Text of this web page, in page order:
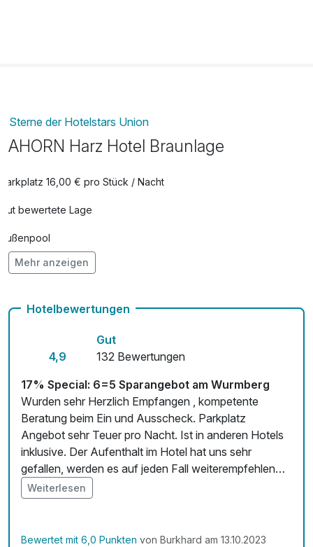
Sterne der Hotelstars Union
AHORN Harz Hotel Braunlage
Parkplatz 16,00 € pro Stück / Nacht
Gut bewertete Lage
Außenpool
Hunde im Hotel nicht erlaubt
Kostenloses W-LAN
Mit Hotelbar
Mehr anzeigen
Hotelbewertungen
4,9
Gut
132 Bewertungen
17% Special: 6=5 Sparangebot am Wurmberg
Wurden sehr Herzlich Empfangen , kompetente
Beratung beim Ein und Ausscheck. Parkplatz
Angebot sehr Teuer pro Nacht. Ist in anderen Hotels
inklusive. Der Aufenthalt im Hotel hat uns sehr
gefallen, werden es auf jeden Fall weiterempfehlen
Liebe Grüße Fam. Medow
Weiterlesen
Bewertet mit 6,0 Punkten von Burkhard am 13.10.2023